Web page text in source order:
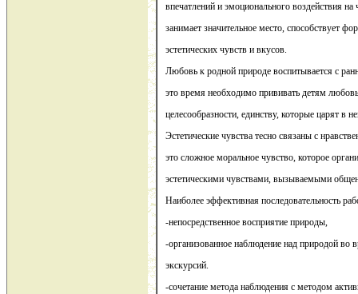
впечатлений и эмоционального воздействия
занимает значительное место, способствует
эстетических чувств и вкусов.
Любовь к родной природе воспитывается с
это время необходимо прививать детям
целесообразности, единству, которые царят в
Эстетические чувства тесно связаны с
это сложное моральное чувство, которое
эстетическими чувствами, вызываемыми
Наиболее эффективная последовательность
-непосредственное восприятие природы,
-организованное наблюдение над природой во
экскурсий.
-сочетание метода наблюдения с методом